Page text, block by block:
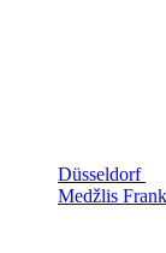
Düsseldorf
Medžlis